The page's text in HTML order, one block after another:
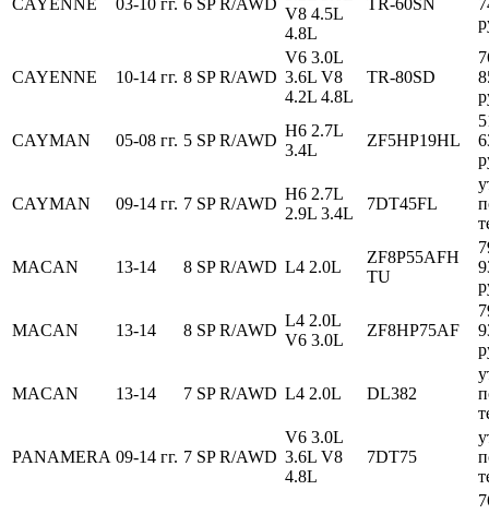
CAYENNE 03-10 гг. 6 SP R/AWD
V8 4.5L
4.8L
TR-60SN
CAYENNE 10-14 гг. 8 SP R/AWD
V6 3.0L
3.6L V8
4.2L 4.8L
TR-80SD
CAYMAN 05-08 гг. 5 SP R/AWD
H6 2.7L
3.4L
ZF5HP19HL
CAYMAN 09-14 гг. 7 SP R/AWD
H6 2.7L
2.9L 3.4L
7DT45FL
MACAN 13-14 8 SP R/AWD L4 2.0L
ZF8P55AFH
TU
MACAN 13-14 8 SP R/AWD
L4 2.0L
V6 3.0L
ZF8HP75AF
MACAN 13-14 7 SP R/AWD L4 2.0L DL382
PANAMERA 09-14 гг. 7 SP R/AWD
V6 3.0L
3.6L V8
4.8L
7DT75